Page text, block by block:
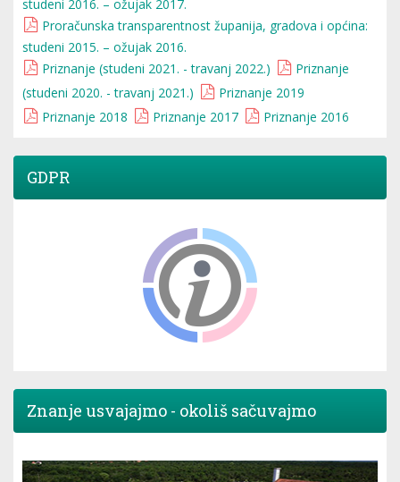
studeni 2016. – ožujak 2017.
Proračunska transparentnost županija, gradova i općina:
studeni 2015. – ožujak 2016.
Priznanje (studeni 2021. - travanj 2022.)
Priznanje
(studeni 2020. - travanj 2021.)
Priznanje 2019
Priznanje 2018
Priznanje 2017 Priznanje 2016
GDPR
Znanje usvajajmo - okoliš sačuvajmo